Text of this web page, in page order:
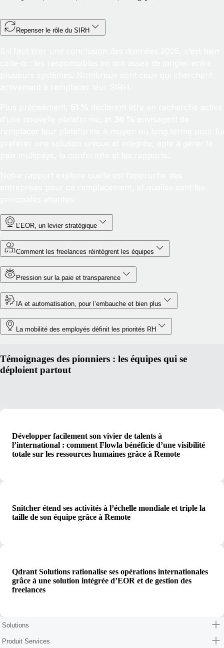
Repenser le rôle du SIRH
L’EOR, un levier stratégique
Comment les freelances réintègrent les équipes
Pression sur la paie et transparence
IA et automatisation, pour l’embauche et bien plus
La mobilité des employés définit les priorités RH
Témoignages des pionniers : les équipes qui se
déploient partout
Développer facilement son vivier de talents à
l’international : comment Flowla bénéficie d’une visibilité
totale sur les ressources humaines grâce à Remote
Snitcher étend ses activités à l’échelle mondiale et triple la
taille de son équipe grâce à Remote
Qdrant Solutions rationalise ses opérations internationales
grâce à une solution intégrée d’EOR et de gestion des
freelances
Solutions
Produit Services